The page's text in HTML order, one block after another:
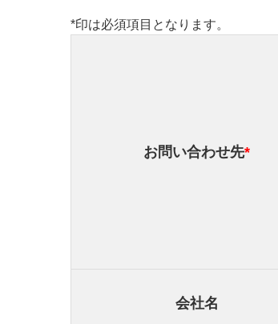
*印は必須項目となります。
お問い合わせ先*
会社名